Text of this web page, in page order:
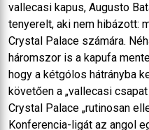
vallecasi kapus, Augusto
tenyerelt, aki nem hibázott:
Crystal Palace számára.
háromszor is a kapufa
hogy a kétgólos hátrányba
követően a „vallecasi
Crystal Palace „rutinosan
Konferencia-ligát az angol